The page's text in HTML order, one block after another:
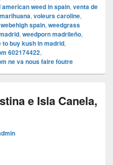
weed in spain, venta de
, voleurs caroline,
webehigh spain, weedgrass
, weedporn madrileño,
to buy kush in madrid,
602174422,
ne va nous faire foutre
e Isla Canela,